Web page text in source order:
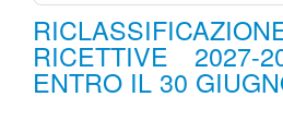
RICETTIVE 2027-
ENTRO IL 30